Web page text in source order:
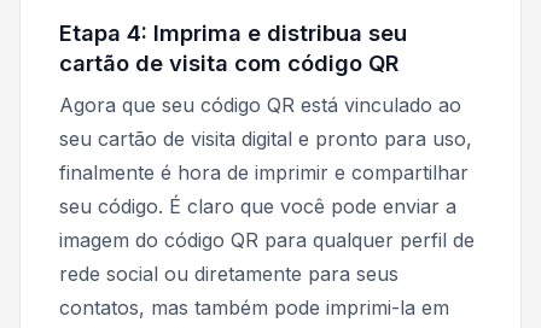
Etapa 4: Imprima e distribua seu
cartão de visita com código QR
Agora que seu código QR está vinculado ao
seu cartão de visita digital e pronto para uso,
finalmente é hora de imprimir e compartilhar
seu código. É claro que você pode enviar a
imagem do código QR para qualquer perfil de
rede social ou diretamente para seus
contatos, mas também pode imprimi-la em